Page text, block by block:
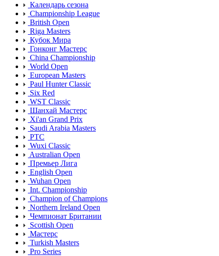
Календарь сезона
Championship League
British Open
Riga Masters
Кубок Мира
Гонконг Мастерс
China Championship
World Open
European Masters
Paul Hunter Classic
Six Red
WST Classic
Шанхай Мастерс
Xi'an Grand Prix
Saudi Arabia Masters
PTC
Wuxi Classic
Australian Open
Премьер Лига
English Open
Wuhan Open
Int. Championship
Champion of Champions
Northern Ireland Open
Чемпионат Британии
Scottish Open
Мастерс
Turkish Masters
Pro Series